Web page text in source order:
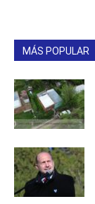
MÁS POPULAR